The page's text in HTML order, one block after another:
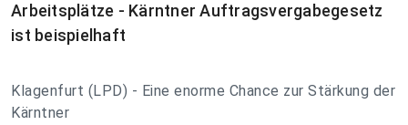
Arbeitsplätze - Kärntner Auftragsvergabegesetz
ist beispielhaft
Klagenfurt (LPD) - Eine enorme Chance zur Stärkung der
Kärntner